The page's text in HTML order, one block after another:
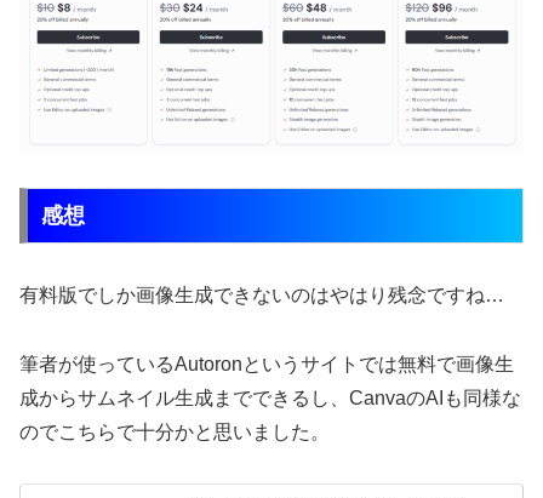
感想
有料版でしか画像生成できないのはやはり残念ですね…
筆者が使っているAutoronというサイトでは無料で画像生
成からサムネイル生成までできるし、CanvaのAIも同様な
のでこちらで十分かと思いました。